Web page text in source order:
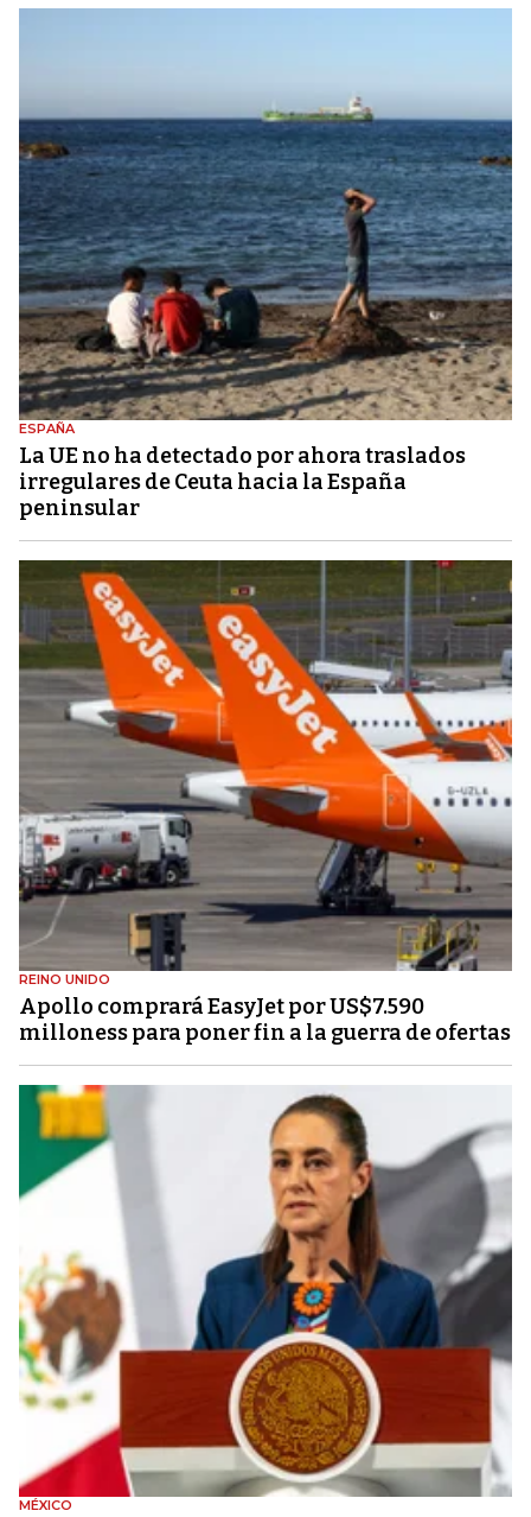
ESPAÑA
La UE no ha detectado por ahora traslados
irregulares de Ceuta hacia la España
peninsular
REINO UNIDO
Apollo comprará EasyJet por US$7.590
milloness para poner fin a la guerra de ofertas
MÉXICO